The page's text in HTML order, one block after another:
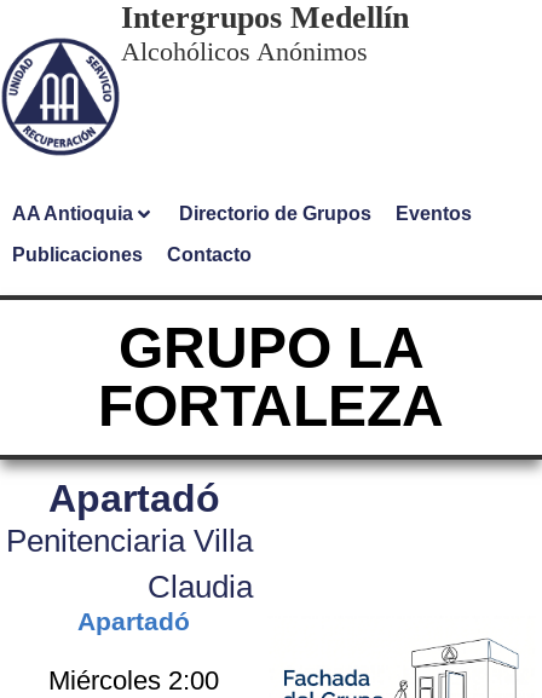
Intergrupos Medellín
Alcohólicos Anónimos
AA Antioquia Directorio de Grupos
Eventos
Publicaciones
Contacto
GRUPO LA
FORTALEZA
Apartadó
Penitenciaria Villa
Claudia
Apartadó
Miércoles 2:00